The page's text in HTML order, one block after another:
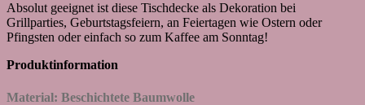
Absolut geeignet ist diese Tischdecke als Dekoration bei
Grillparties, Geburtstagsfeiern, an Feiertagen wie Ostern oder
Pfingsten oder einfach so zum Kaffee am Sonntag!
Produktinformation
Material: Beschichtete Baumwolle